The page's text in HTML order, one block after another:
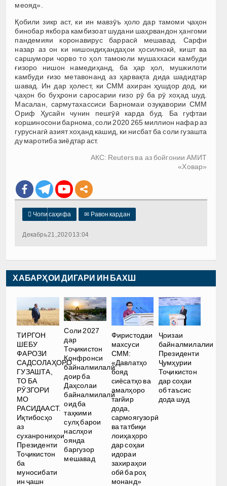
меояд».
Қобили зикр аст, ки ин мавзӯъ ҳоло дар тамоми ҷаҳон
бинобар якбора камбизоат шудани шаҳрвандон ҳангоми
пандемияи коронавирус баррасӣ мешавад. Сарфи
назар аз он ки нишондиҳандаҳои ҳосилнокӣ, кишт ва
саршумори чорво то ҳол тамоюли мушаххаси камбуди
ғизоро нишон намедиҳанд, ба ҳар ҳол, мушкилоти
камбуди ғизо метавонанд аз ҳарвақта дида шадидтар
шавад. Ин дар ҳолест, ки СММ ахиран ҳушдор дод, ки
ҷаҳон бо буҳрони саросарии ғизо рӯ ба рӯ хоҳад шуд.
Масалан, сармутахассиси Барномаи озуқавории СММ
Ориф Ҳусайн чунин пешгӯӣ карда буд. Ба гуфтаи
коршиносони барнома, соли 2020 265 миллион нафар аз
гуруснагӣ азият хоҳанд кашид, ки нисбат ба соли гузашта
ду маротиба зиёдтар аст.
АКС: Reuters ва аз бойгонии АМИТ
«Ховар»
 Чопи саҳифа ✉ Равон кардан
Декабрь 21, 2020 13:04
ХАБАРҲОИ ДИГАРИ ИН БАХШ
ТИРГОН
ШЕБУ
ФАРОЗИ
САДСОЛАҲОРО
ГУЗАШТА,
ТО БА
РӮЗГОРИ
МО
РАСИДААСТ.
Иқтибосҳо
аз
суханрониҳои
Президенти
Тоҷикистон
ба
муносибати
ин ҷашн
Соли 2027
дар
Тоҷикистон
Конфронси
байналмилалӣ
доир ба
Даҳсолаи
байналмилалӣ
оид ба
таҳкими
сулҳ барои
наслҳои
оянда
баргузор
мешавад
Фиристодаи
махсуси
СММ:
«Давлатҳо
бояд
сиёсатҳо ва
амалҳоро
тағйир
дода,
сармоягузорӣ
ва татбиқи
лоиҳаҳоро
дар соҳаи
идораи
захираҳои
обӣ ба роҳ
монанд»
Ҷоизаи
байналмилалии
Президенти
Ҷумҳурии
Тоҷикистон
дар соҳаи
об таъсис
дода шуд